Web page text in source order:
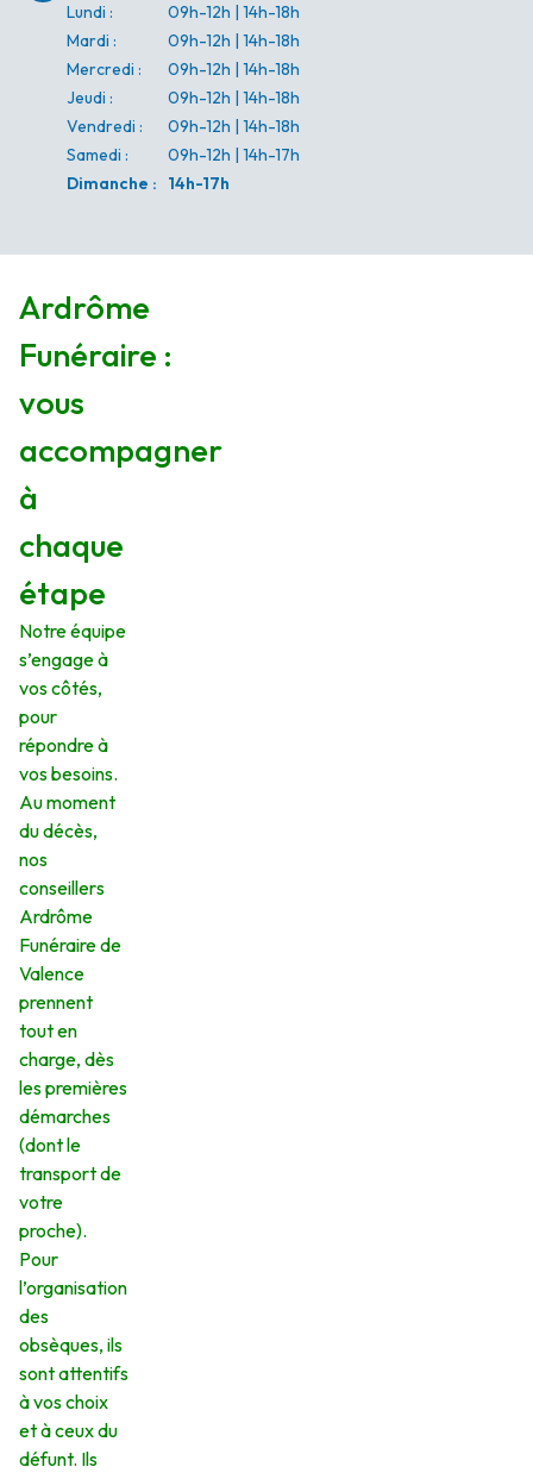
Lundi :
09h-12h | 14h-18h
Mardi :
09h-12h | 14h-18h
Mercredi :
09h-12h | 14h-18h
Jeudi :
09h-12h | 14h-18h
Vendredi :
09h-12h | 14h-18h
Samedi :
09h-12h | 14h-17h
Dimanche : 14h-17h
Ardrôme
Funéraire :
vous
accompagner
à
chaque
étape
Notre équipe
s’engage à
vos côtés,
pour
répondre à
vos besoins.
Au moment
du décès,
nos
conseillers
Ardrôme
Funéraire de
Valence
prennent
tout en
charge, dès
les premières
démarches
(dont le
transport de
votre
proche).
Pour
l’organisation
des
obsèques, ils
sont attentifs
à vos choix
et à ceux du
défunt. Ils